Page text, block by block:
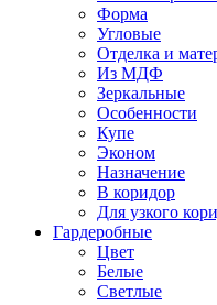
Форма
Угловые
Отделка и
Из МДФ
Зеркальные
Особенности
Купе
Эконом
Назначение
В коридор
Для узкого
Гардеробные
Цвет
Белые
Светлые